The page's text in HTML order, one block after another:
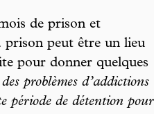
de prison et
prison peut être un lieu
pour donner quelques
problèmes d’addictions
période de détention pour